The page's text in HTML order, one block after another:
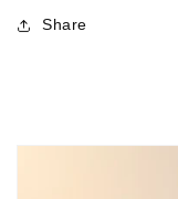
Share